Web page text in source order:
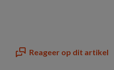
Reageer op dit artikel